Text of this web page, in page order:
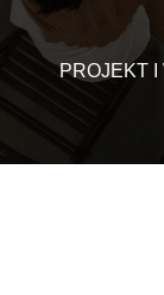
PROJEKT I